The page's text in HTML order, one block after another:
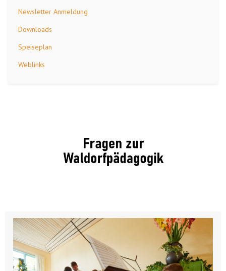
Newsletter Anmeldung
Downloads
Speiseplan
Weblinks